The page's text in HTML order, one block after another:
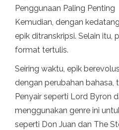
Penggunaan Paling Penting
Kemudian, dengan
epik ditranskripsi. Selain itu,
format tertulis.
Seiring waktu, epik
dengan perubahan bahasa,
Penyair seperti Lord Byron
menggunakan genre ini
seperti Don Juan dan The